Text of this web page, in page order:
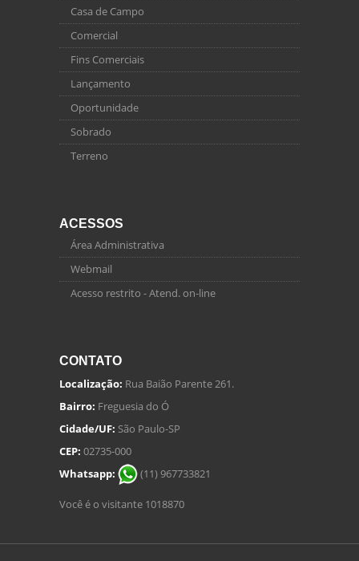
Casa de Campo
Comercial
Fins Comerciais
Lançamento
Oportunidade
Sobrado
Terreno
ACESSOS
Área Administrativa
Webmail
Acesso restrito - Atend. on-line
CONTATO
Localização: Rua Baião Parente 261.
Bairro: Freguesia do Ó
Cidade/UF: São Paulo-SP
CEP: 02735-000
Whatsapp:
(11) 967733821
Você é o visitante 1018870